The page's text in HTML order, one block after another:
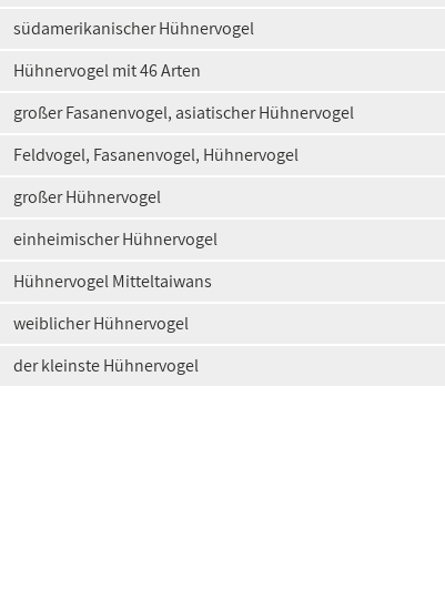
südamerikanischer Hühnervogel
Hühnervogel mit 46 Arten
großer Fasanenvogel, asiatischer Hühnervogel
Feldvogel, Fasanenvogel, Hühnervogel
großer Hühnervogel
einheimischer Hühnervogel
Hühnervogel Mitteltaiwans
weiblicher Hühnervogel
der kleinste Hühnervogel